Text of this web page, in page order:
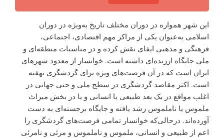
این شهر همواره در دوران مختلف تاریخ به‌ویژه در دوران
اسلامی به‌عنوان یکی از مراکز مهم اقتصادی، اجتماعی،
فرهنگی و مذهبی ایفای نقش کرده و در مناسبات منطقه‌ای و
ملی جایگاه ارزنده‌ای داشته است. خوانسار از معدود شهرهای
ایران است که در آن فرصت‌های ویژه برای گردشگری نهفته
است. اکثر مقاصد گردشگری در سطح ملی و حتی جهانی در
اغلب مواقع در یک بعد طبیعی یا انسانی و یا در بخش میراث
ملموس یا ناملموس رشد یافته و جایگاه برجسته‌ای به دست
آورده‌اند. درحالی‌که خوانسار تمامی فرصت‌های گردشگری را
اعم از طبیعی و انسانی، ملموس و ناملموس و مرئی و نامرئی